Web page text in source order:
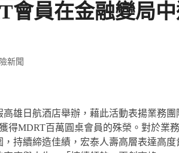
會員在金融變局
新聞
雄日航酒店舉辦，藉此活動表揚業務
得MDRT百萬圓桌會員的殊榮。對於業
持續締造佳績，宏泰人壽高層表達高